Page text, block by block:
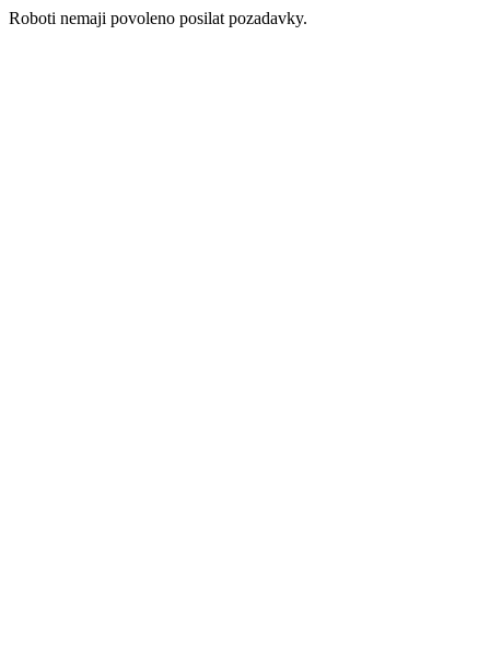
Roboti nemaji povoleno posilat pozadavky.